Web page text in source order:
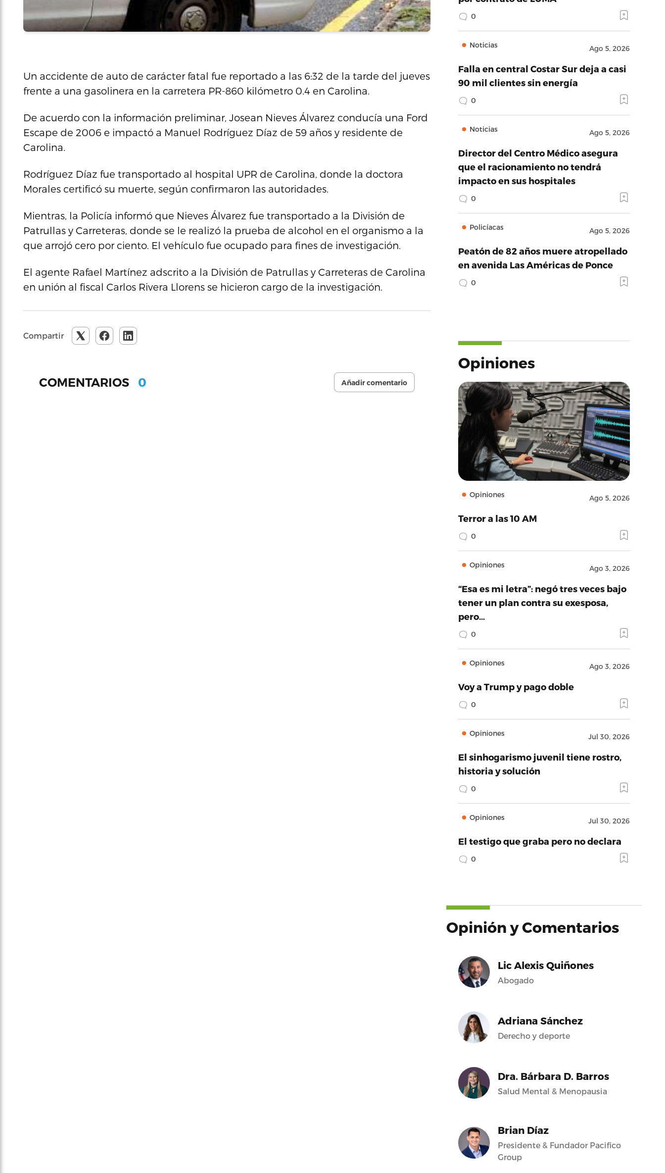
Un accidente de auto de carácter fatal fue reportado a las 6:32 de la tarde del jueves
frente a una gasolinera en la carretera PR-860 kilómetro 0.4 en Carolina.
De acuerdo con la información preliminar, Josean Nieves Álvarez conducía una Ford
Escape de 2006 e impactó a Manuel Rodríguez Díaz de 59 años y residente de
Carolina.
Rodríguez Díaz fue transportado al hospital UPR de Carolina, donde la doctora
Morales certificó su muerte, según confirmaron las autoridades.
Mientras, la Policía informó que Nieves Álvarez fue transportado a la División de
Patrullas y Carreteras, donde se le realizó la prueba de alcohol en el organismo a la
que arrojó cero por ciento. El vehículo fue ocupado para fines de investigación.
El agente Rafael Martínez adscrito a la División de Patrullas y Carreteras de Carolina
en unión al fiscal Carlos Rivera Llorens se hicieron cargo de la investigación.
Compartir
COMENTARIOS 0 Añadir comentario
0
Noticias Ago 5, 2026
Falla en central Costar Sur deja a casi
90 mil clientes sin energía
0
Noticias Ago 5, 2026
Director del Centro Médico asegura
que el racionamiento no tendrá
impacto en sus hospitales
0
Policíacas Ago 5, 2026
Peatón de 82 años muere atropellado
en avenida Las Américas de Ponce
0
Opiniones
Opiniones Ago 5, 2026
Terror a las 10 AM
0
Opiniones Ago 3, 2026
“Esa es mi letra”: negó tres veces bajo
tener un plan contra su exesposa,
pero…
0
Opiniones Ago 3, 2026
Voy a Trump y pago doble
0
Opiniones Jul 30, 2026
El sinhogarismo juvenil tiene rostro,
historia y solución
0
Opiniones Jul 30, 2026
El testigo que graba pero no declara
0
Opinión y Comentarios
Lic Alexis Quiñones
Abogado
Adriana Sánchez
Derecho y deporte
Dra. Bárbara D. Barros
Salud Mental & Menopausia
Brian Díaz
Presidente & Fundador Pacifico
Group